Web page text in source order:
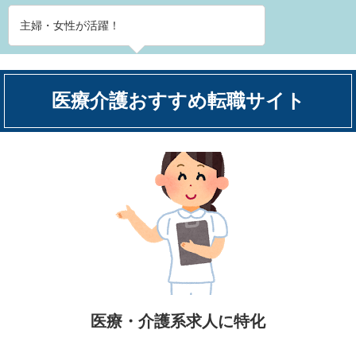
主婦・女性が活躍！
医療介護おすすめ転職サイト
医療・介護系求人に特化